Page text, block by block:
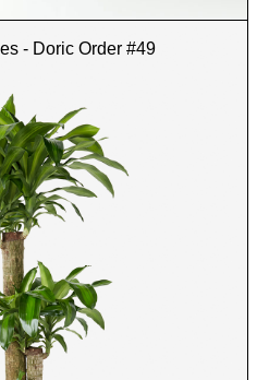
- Doric Order #49